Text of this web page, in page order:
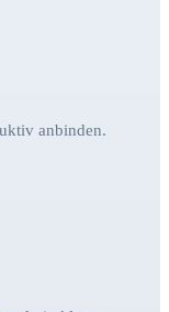
anbinden.